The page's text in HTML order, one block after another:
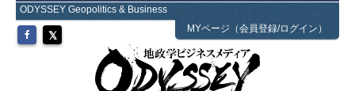
ODYSSEY Geopolitics & Business
MYページ（会員登録/ログイン）